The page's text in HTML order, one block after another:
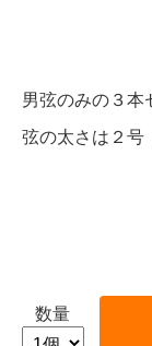
男弦のみの３本
弦の太さは２号
数量